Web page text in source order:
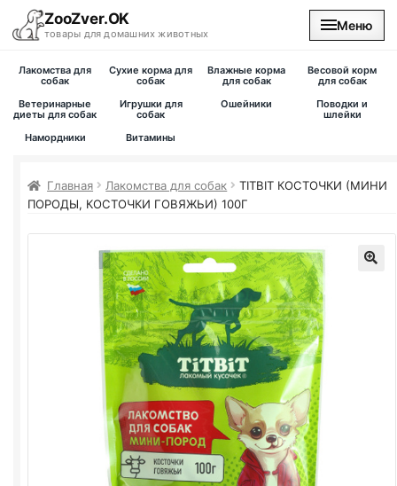
ZooZver.OK
товары для домашних животных
Меню
На главную
Лакомства для
собак
Сухие корма для
собак
Влажные корма
для собак
Весовой корм
для собак
Ветеринарные
диеты для собак
Игрушки для
собак
Ошейники
Поводки и
шлейки
Намордники
Витамины
Главная Лакомства для собак
TITBIT КОСТОЧКИ (МИНИ
ПОРОДЫ, КОСТОЧКИ ГОВЯЖЬИ) 100Г